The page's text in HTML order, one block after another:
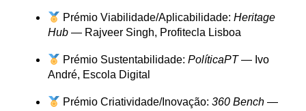
Prémio Viabilidade/Aplicabilidade: Heritage
Hub — Rajveer Singh, Profitecla Lisboa
Prémio Sustentabilidade: PolíticaPT— Ivo
André, Escola Digital
Prémio Criatividade/Inovação: 360 Bench —